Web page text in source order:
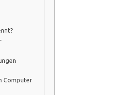
Computer